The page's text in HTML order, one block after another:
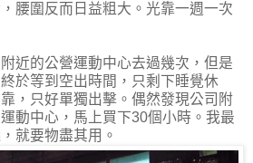
腰圍反而日益粗大。光靠一週一次
近的公營運動中心去過幾次，但是
於等到空出時間，只剩下睡覺休
，只好單獨出擊。偶然發現公司附
動中心，馬上買下30個小時。我最
就要物盡其用。